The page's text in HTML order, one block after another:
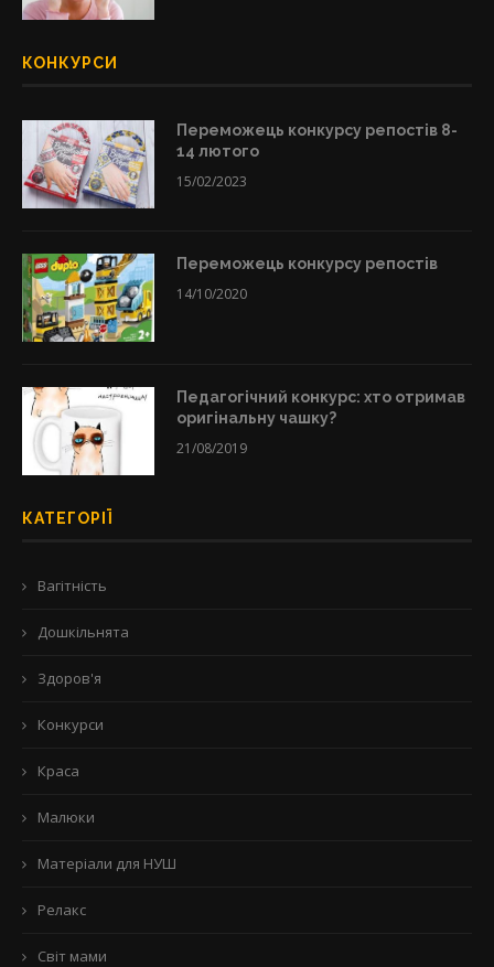
КОНКУРСИ
Переможець конкурсу репостів 8-
14 лютого
15/02/2023
Переможець конкурсу репостів
14/10/2020
Педагогічний конкурс: хто отримав
оригінальну чашку?
21/08/2019
КАТЕГОРІЇ
Вагітність
Дошкільнята
Здоров'я
Конкурси
Краса
Малюки
Матеріали для НУШ
Релакс
Світ мами